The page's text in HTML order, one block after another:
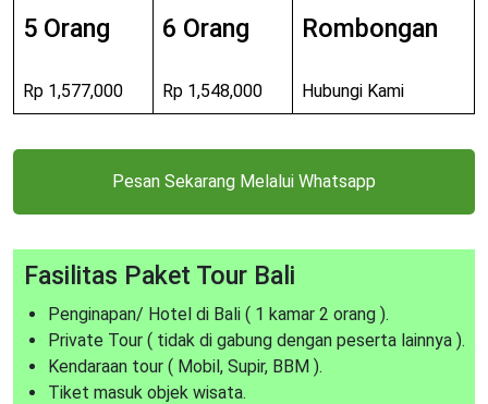
5 Orang
Rp 1,577,000
6 Orang
Rp 1,548,000
Rombongan
Hubungi Kami
Pesan Sekarang Melalui Whatsapp
Fasilitas Paket Tour Bali
Penginapan/ Hotel di Bali ( 1 kamar 2 orang ).
Private Tour ( tidak di gabung dengan peserta lainnya ).
Kendaraan tour ( Mobil, Supir, BBM ).
Tiket masuk objek wisata.